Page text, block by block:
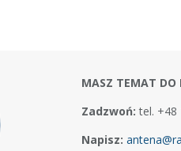
MASZ TEMAT DO
Zadzwoń: tel. +48
Napisz: